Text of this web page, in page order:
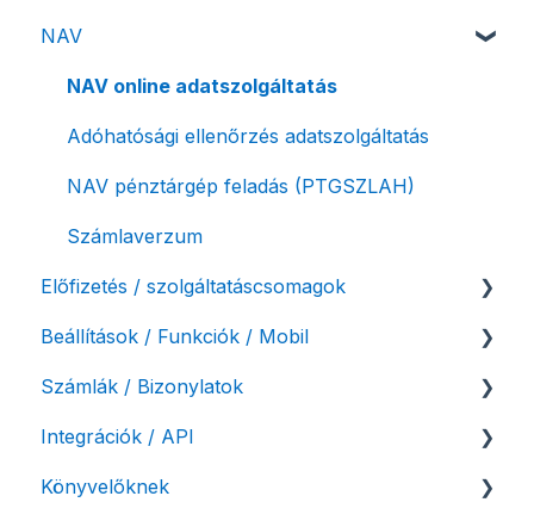
Felhasználó beállításai
Számlázási fiók kezdő beállításai, első lépések
NAV
NAV online adatszolgáltatás
Adóhatósági ellenőrzés adatszolgáltatás
NAV pénztárgép feladás (PTGSZLAH)
Számlaverzum
Előfizetés / szolgáltatáscsomagok
Szolgáltatáscsomag kiválasztása
Szolgáltatáscsomag módosítása
Fiók / felhasználó törlése
Díjfizetés / díjtartozás / korlátozás
Beállítások / Funkciók / Mobil
Számlakészítés
Mobilapplikáció / MostSzámlázz
Bejövő számlák és vevői fiók
Számlák / Bizonylatok
Sztornó-, és helyesbítő számla
Díjbekérő, szállítólevél
Integrációk / API
API interfész, Számla Agent
Könyvelőknek